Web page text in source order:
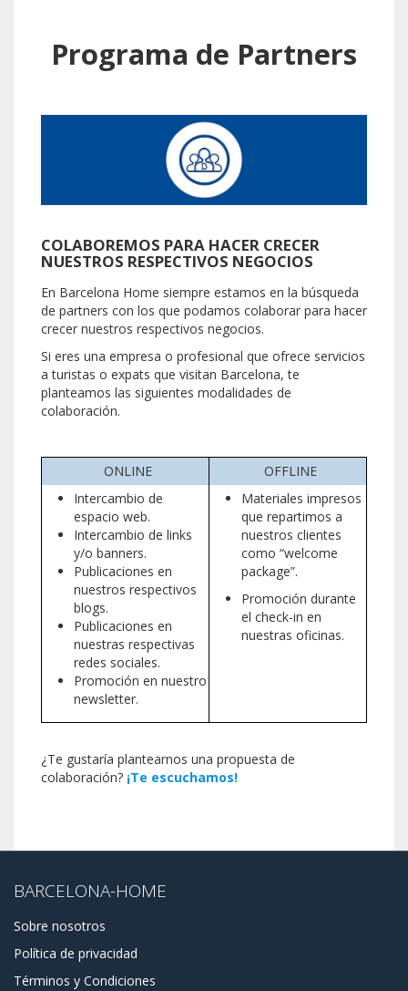
Programa de Partners
COLABOREMOS PARA HACER CRECER
NUESTROS RESPECTIVOS NEGOCIOS
En Barcelona Home siempre estamos en la búsqueda
de partners con los que podamos colaborar para hacer
crecer nuestros respectivos negocios.
Si eres una empresa o profesional que ofrece servicios
a turistas o expats que visitan Barcelona, te
planteamos las siguientes modalidades de
colaboración.
ONLINE
OFFLINE
Intercambio de
espacio web.
Intercambio de links
y/o banners.
Publicaciones en
nuestros respectivos
blogs.
Publicaciones en
nuestras respectivas
redes sociales.
Promoción en nuestro
newsletter.
Materiales impresos
que repartimos a
nuestros clientes
como “welcome
package”.
Promoción durante
el check-in en
nuestras oficinas.
¿Te gustaría plantearnos una propuesta de
colaboración? ¡Te escuchamos!
BARCELONA-HOME
Sobre nosotros
Política de privacidad
Términos y Condiciones